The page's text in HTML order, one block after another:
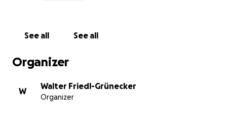
in nie erlebtem Ausmaß gewütet und
schweren Schaden zugefügt .
Die Übersicht
See all See all
Organizer
W
Walter Friedl-Grünecker
Organizer